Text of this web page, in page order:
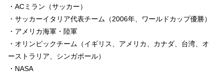
・ACミラン（サッカー）
・サッカーイタリア代表チーム（2006年、ワールドカップ優勝）
・アメリカ海軍・陸軍
・オリンピックチーム（イギリス、アメリカ、カナダ、台湾、オ
ーストラリア、シンガポール）
・NASA